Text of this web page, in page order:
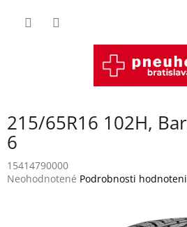
215/65R16 102H,
6
15414790000
Priemerné
Neohodnotené Podrobnosti